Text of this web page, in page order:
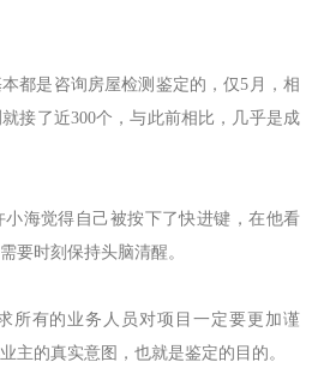
都是咨询房屋检测鉴定的，仅5月，相
接了近300个，与此前相比，几乎是成
海觉得自己被按下了快进键，在他看
要时刻保持头脑清醒。
所有的业务人员对项目一定要更加谨
主的真实意图，也就是鉴定的目的。